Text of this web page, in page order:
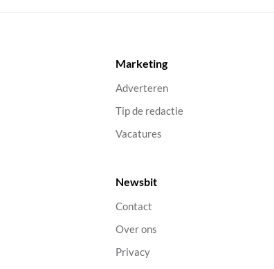
Marketing
Adverteren
Tip de redactie
Vacatures
Newsbit
Contact
Over ons
Privacy